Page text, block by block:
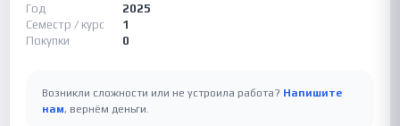
Год
2025
Семестр / курс
1
Покупки
0
Возникли сложности или не устроила работа? Напишите
нам, вернём деньги.